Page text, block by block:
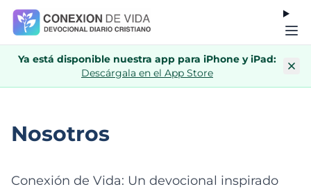
Ya está disponible nuestra app para iPhone y iPad:
Descárgala en el App Store
Nosotros
Conexión de Vida: Un devocional inspirado